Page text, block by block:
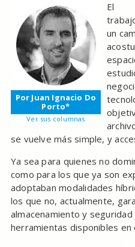
Por Juan Ignacio Do
Porto*
Ver sus columnas
El
un
se vuelve más simple, y
Ya sea para quienes no
como para los que ya son
adoptaban modalidades
los que no, actualmente,
almacenamiento y seguridad
herramientas disponibles en